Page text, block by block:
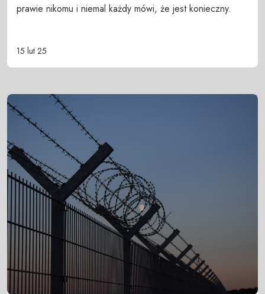
prawie nikomu i niemal każdy mówi, że jest konieczny.
15 lut 25